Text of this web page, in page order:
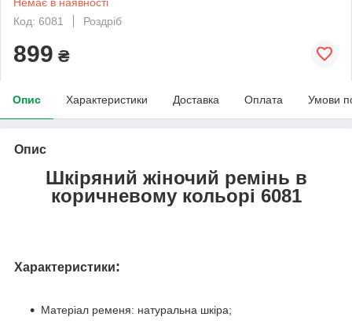
Код: 6081
Роздріб
899 ₴
Опис Характеристики Доставка Оплата Умови
Опис
Шкіряний жіночий ремінь в
коричневому кольорі 6081
Характеристики:
Матеріал ременя: натуральна шкіра;